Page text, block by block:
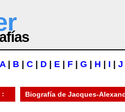
A| B C D E F G H I J
:
Biografía de Jacques-